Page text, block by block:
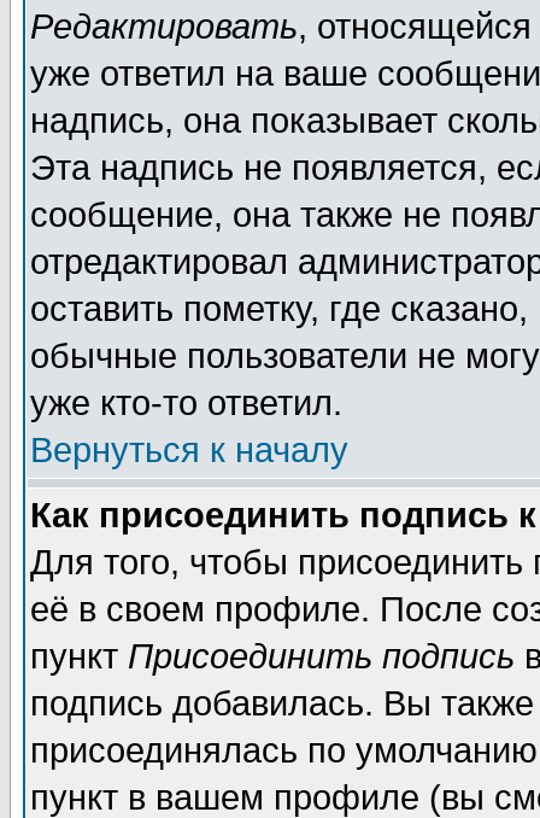
Редактировать,
уже ответил на ваше
надпись, она показывает
Эта надпись не появляется,
сообщение, она также не
отредактировал
оставить пометку, где
обычные пользователи не
уже кто-то ответил.
Вернуться к началу
Как присоединить подпись
Для того, чтобы
её в своем профиле. После
пункт Присоединить подпись
подпись добавилась. Вы
присоединялась по
пункт в вашем профиле (вы